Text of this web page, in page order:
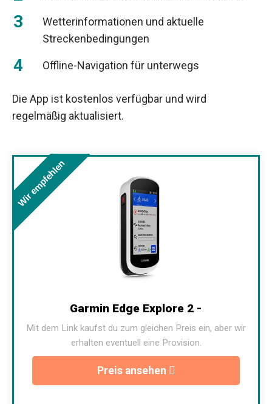
Wetterinformationen und aktuelle
Streckenbedingungen
Offline-Navigation für unterwegs
Die App ist kostenlos verfügbar und wird
regelmäßig aktualisiert.
Wir empfehlen
Garmin Edge Explore 2 -
Mit dem Link kaufst du zum gleichen Preis ein, aber wir
erhalten eventuell eine Provision.
Preis ansehen